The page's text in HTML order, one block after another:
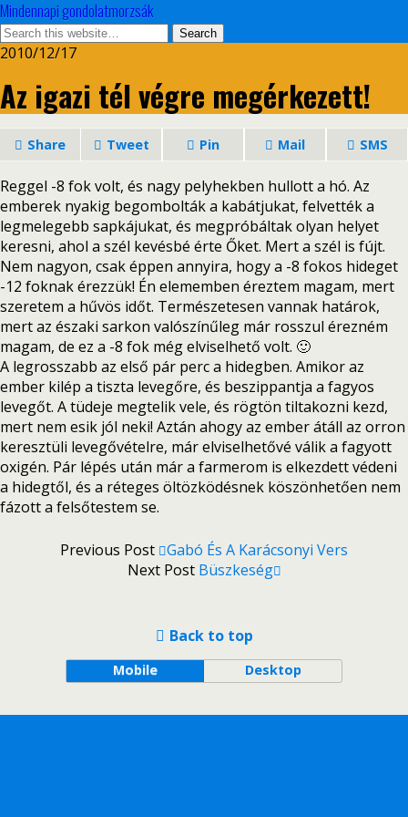
Mindennapi gondolatmorzsák
2010/12/17
Az igazi tél végre megérkezett!
Share Tweet Pin Mail SMS
Reggel -8 fok volt, és nagy pelyhekben hullott a hó. Az
emberek nyakig begombolták a kabátjukat, felvették a
legmelegebb sapkájukat, és megpróbáltak olyan helyet
keresni, ahol a szél kevésbé érte Őket. Mert a szél is fújt.
Nem nagyon, csak éppen annyira, hogy a -8 fokos hideget
-12 foknak érezzük! Én elememben éreztem magam, mert
szeretem a hűvös időt. Természetesen vannak határok,
mert az északi sarkon valószínűleg már rosszul érezném
magam, de ez a -8 fok még elviselhető volt. 🙂
A legrosszabb az első pár perc a hidegben. Amikor az
ember kilép a tiszta levegőre, és beszippantja a fagyos
levegőt. A tüdeje megtelik vele, és rögtön tiltakozni kezd,
mert nem esik jól neki! Aztán ahogy az ember átáll az orron
keresztüli levegővételre, már elviselhetővé válik a fagyott
oxigén. Pár lépés után már a farmerom is elkezdett védeni
a hidegtől, és a réteges öltözködésnek köszönhetően nem
fázott a felsőtestem se.
Previous Post Gabó És A Karácsonyi Vers
Next Post Büszkeség
Back to top
Mobile Desktop